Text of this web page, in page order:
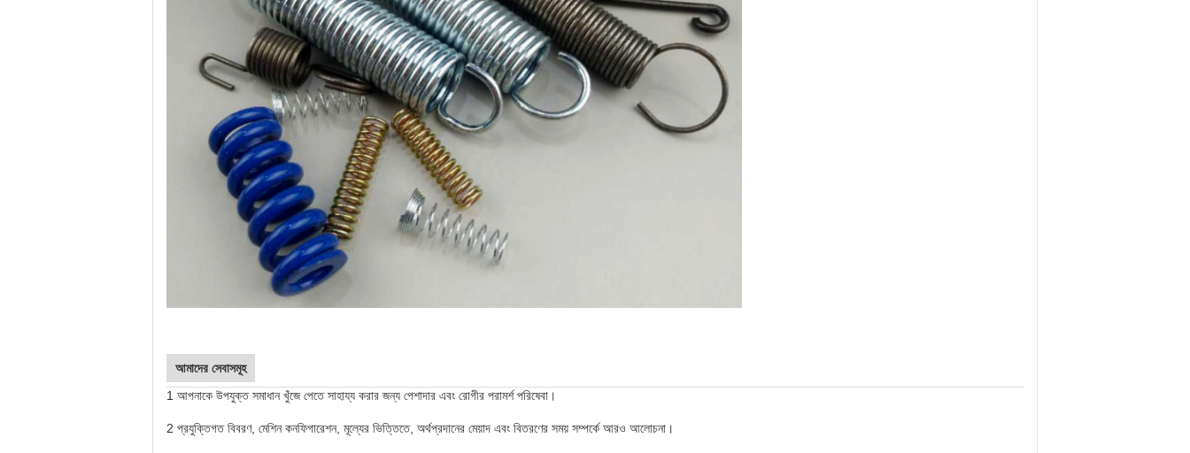
আমাদের সেবাসমূহ
1 আপনাকে উপযুক্ত সমাধান খুঁজে পেতে সাহায্য করার জন্য পেশাদার এবং রোগীর পরামর্শ পরিষেবা।
2 প্রযুক্তিগত বিবরণ, মেশিন কনফিগারেশন, মূল্যের ভিত্তিতে, অর্থপ্রদানের মেয়াদ এবং বিতরণের সময় সম্পর্কে আরও আলোচনা।